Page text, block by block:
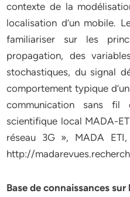
contexte de la
localisation d’un mobile.
familiariser sur les
propagation, des
stochastiques, du signal
comportement typique
communication sans
scientifique local MADA-
réseau 3G », MADA
http://
Base de connaissances